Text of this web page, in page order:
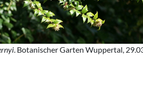
. Botanischer Garten Wuppertal,